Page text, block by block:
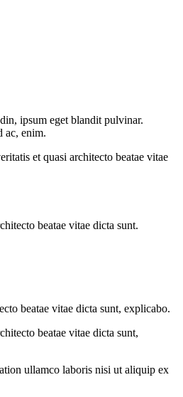
ipsum eget blandit pulvinar.
ac, enim.
et quasi architecto beatae vitae
beatae vitae dicta sunt.
beatae vitae dicta sunt, explicabo.
beatae vitae dicta sunt,
ullamco laboris nisi ut aliquip ex